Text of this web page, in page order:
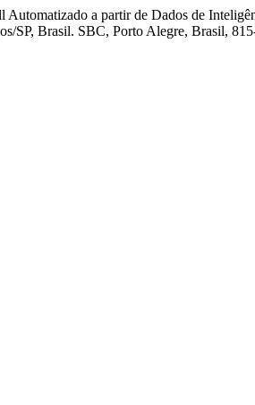
a partir de Dados de
SP, Brasil. SBC, Porto Alegre, Brasil,